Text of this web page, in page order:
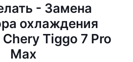
- Замена
охлаждения
Chery Tiggo 7 Pro
Max